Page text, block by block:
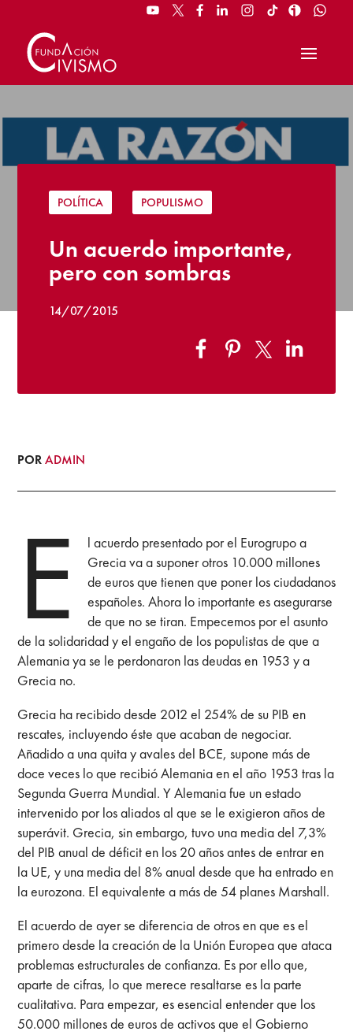
POLÍTICA POPULISMO
Un acuerdo importante,
pero con sombras
14/07/2015
PORADMIN
E
l acuerdo presentado por el Eurogrupo a
Grecia va a suponer otros 10.000 millones
de euros que tienen que poner los ciudadanos
españoles. Ahora lo importante es asegurarse
de que no se tiran. Empecemos por el asunto
de la solidaridad y el engaño de los populistas de que a
Alemania ya se le perdonaron las deudas en 1953 y a
Grecia no.
Grecia ha recibido desde 2012 el 254% de su PIB en
rescates, incluyendo éste que acaban de negociar.
Añadido a una quita y avales del BCE, supone más de
doce veces lo que recibió Alemania en el año 1953 tras la
Segunda Guerra Mundial. Y Alemania fue un estado
intervenido por los aliados al que se le exigieron años de
superávit. Grecia, sin embargo, tuvo una media del 7,3%
del PIB anual de déficit en los 20 años antes de entrar en
la UE, y una media del 8% anual desde que ha entrado en
la eurozona. El equivalente a más de 54 planes Marshall.
El acuerdo de ayer se diferencia de otros en que es el
primero desde la creación de la Unión Europea que ataca
problemas estructurales de confianza. Es por ello que,
aparte de cifras, lo que merece resaltarse es la parte
cualitativa. Para empezar, es esencial entender que los
50.000 millones de euros de activos que el Gobierno